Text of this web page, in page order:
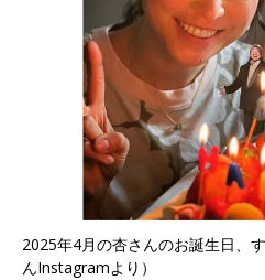
2025年4月の杏さんのお誕生日、
んInstagramより）